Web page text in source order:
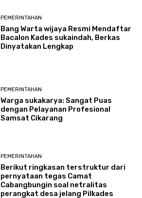
PEMERINTAHAN
Bang Warta wijaya Resmi Mendaftar
Bacalon Kades sukaindah, Berkas
Dinyatakan Lengkap
PEMERINTAHAN
Warga sukakarya: Sangat Puas
dengan Pelayanan Profesional
Samsat Cikarang
PEMERINTAHAN
Berikut ringkasan terstruktur dari
pernyataan tegas Camat
Cabangbungin soal netralitas
perangkat desa jelang Pilkades